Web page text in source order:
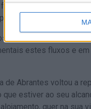
da Ucrânia
com idosos, mulheres
notou que os serviços
estes fluxos e
de Abrantes voltou a
estiver ao seu
quer na sua